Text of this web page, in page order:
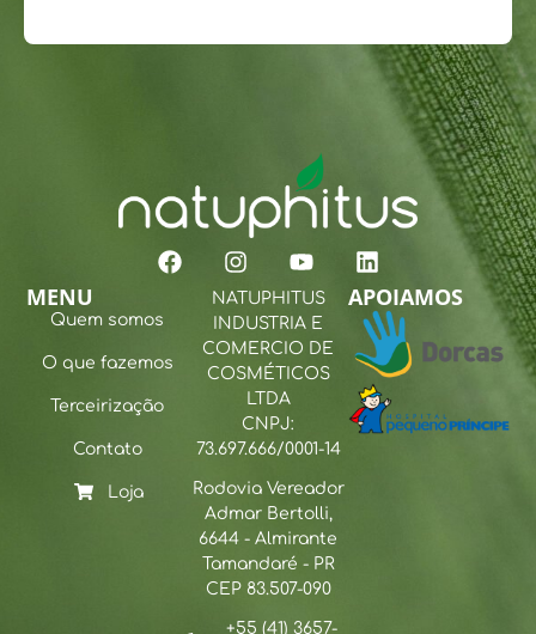
MENU
Quem somos
O que fazemos
Terceirização
Contato
Loja
NATUPHITUS
INDUSTRIA E
COMERCIO DE
COSMÉTICOS
LTDA
CNPJ:
73.697.666/0001-14
Rodovia Vereador
Admar Bertolli,
6644 - Almirante
Tamandaré - PR
CEP 83.507-090
+55 (41) 3657-
APOIAMOS